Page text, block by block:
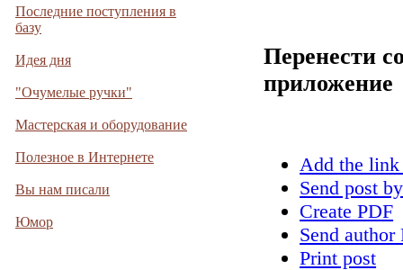
Последние поступления в
базу
Идея дня
"Очумелые ручки"
Мастерская и оборудование
Полезное в Интернете
Вы нам писали
Юмор
Перенести
приложение
Add the
Send post
Create PDF
Send
Print post